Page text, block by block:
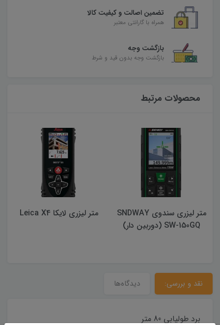
تضمین اصالت و کیفیت کالا
همراه با گارانتی معتبر
بازگشت وجه
بازگشت وجه بدون قید و شرط
محصولات مرتبط
متر لیزری لایکا Leica X4
متر لیزری سندوی مدل SW-
نقد و بررسی: دیدگاه‌ها
برد طولیابی 80 متر